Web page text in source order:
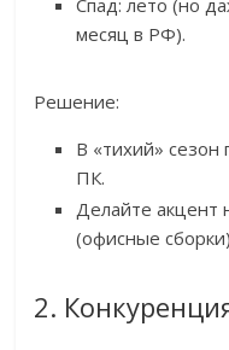
Спад: лето (но
месяц в РФ).
Решение:
В «тихий» сезон
ПК.
Делайте акцент
(офисные
2.